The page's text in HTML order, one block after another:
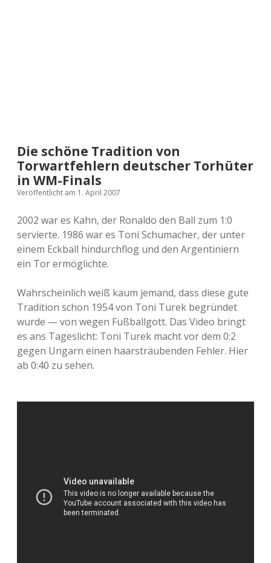
Die schöne Tradition von
Torwartfehlern deutscher Torhüter
in WM-Finals
Veröffentlicht am 1. April 2007
2002 war es Kahn, der Ronaldo den Ball zum 1:0
servierte. 1986 war es Toni Schumacher, der unter
einem Eckball hindurchflog und den Argentiniern
ein Tor ermöglichte.
Wahrscheinlich weiß kaum jemand, dass diese gute
Tradition schon 1954 von Toni Turek begründet
wurde — von wegen Fußballgott. Das Video bringt
es ans Tageslicht: Toni Turek macht vor dem 0:2
gegen Ungarn einen haarsträubenden Fehler. Hier
ab 0:40 zu sehen.